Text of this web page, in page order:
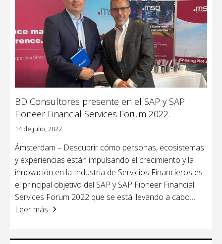
BD Consultores presente en el SAP y SAP
Fioneer Financial Services Forum 2022.
14 de julio, 2022
Ámsterdam – Descubrir cómo personas, ecosistemas
y experiencias están impulsando el crecimiento y la
innovación en la Industria de Servicios Financieros es
el principal objetivo del SAP y SAP Fioneer Financial
Services Forum 2022 que se está llevando a cabo…
Leer más